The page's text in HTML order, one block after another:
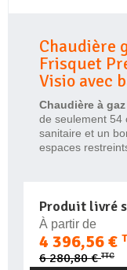
Chaudière
Frisquet
Visio avec
Chaudière à
de seulement 54
sanitaire et un
espaces
Produit livré
À partir de
4 396,56 €
6 280,80 €TTC